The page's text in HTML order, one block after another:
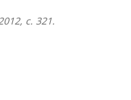
с. 321.